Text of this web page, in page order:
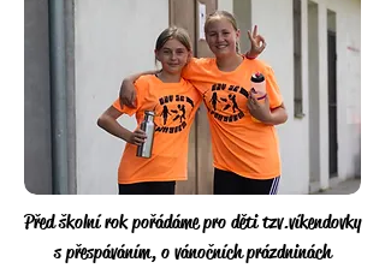
Před školní rok pořádáme pro děti tzv.víkendovky
s přespáváním, o vánočníchprázdninách